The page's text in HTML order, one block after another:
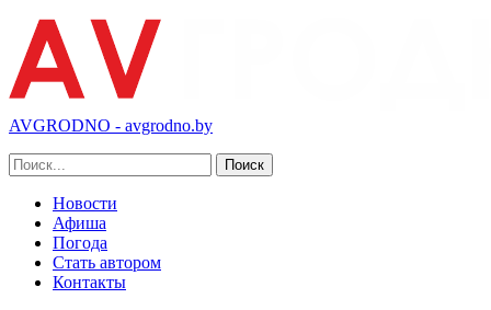
AVGRODNO - avgrodno.by
Новости
Афиша
Погода
Стать автором
Контакты